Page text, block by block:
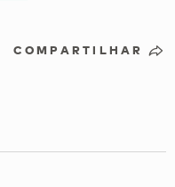
COMPARTILHAR